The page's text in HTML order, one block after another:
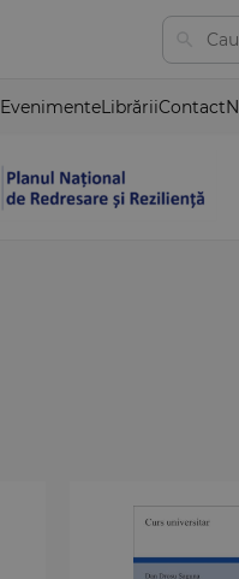
EvenimenteLibrăriiContact